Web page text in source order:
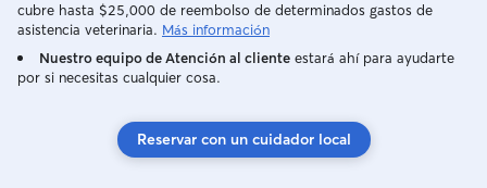
cubre hasta $25,000 de reembolso de determinados gastos de
asistencia veterinaria. Más información
Nuestro equipo de Atención al cliente estará ahí para ayudarte
por si necesitas cualquier cosa.
Reservar con un cuidador local